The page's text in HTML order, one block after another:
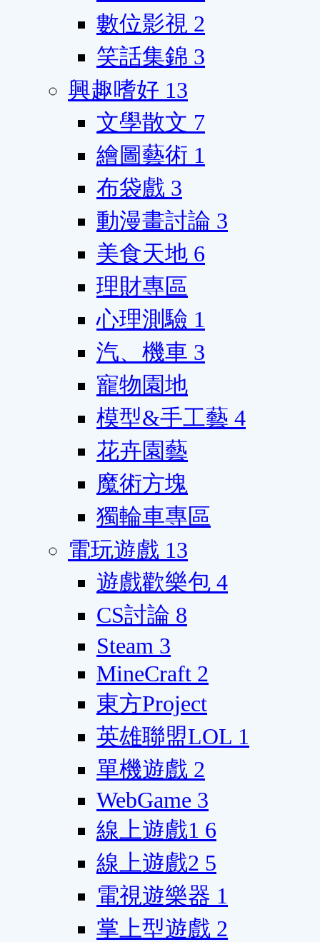
數位影視 2
笑話集錦 3
興趣嗜好 13
文學散文 7
繪圖藝術 1
布袋戲 3
動漫畫討論 3
美食天地 6
理財專區
心理測驗 1
汽、機車 3
寵物園地
模型&手工藝 4
花卉園藝
魔術方塊
獨輪車專區
電玩遊戲 13
遊戲歡樂包 4
CS討論 8
Steam 3
MineCraft 2
東方Project
英雄聯盟LOL 1
單機遊戲 2
WebGame 3
線上遊戲1 6
線上遊戲2 5
電視遊樂器 1
掌上型遊戲 2